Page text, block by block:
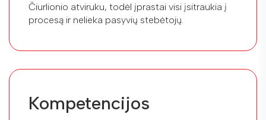
Čiurlionio atviruku, todėl įprastai visi įsitraukia į
procesą ir nelieka pasyvių stebėtojų.
Kompetencijos